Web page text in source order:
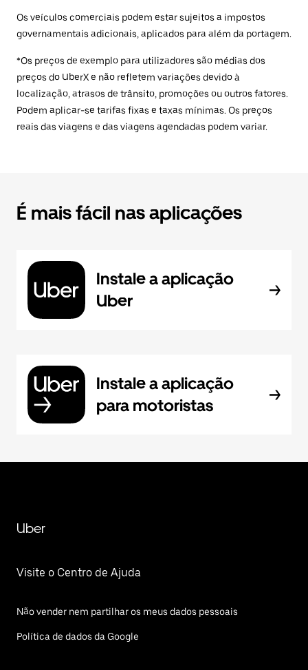
Os veículos comerciais podem estar sujeitos a impostos
governamentais adicionais, aplicados para além da portagem.
*Os preços de exemplo para utilizadores são médias dos
preços do UberX e não refletem variações devido à
localização, atrasos de trânsito, promoções ou outros fatores.
Podem aplicar-se tarifas fixas e taxas mínimas. Os preços
reais das viagens e das viagens agendadas podem variar.
É mais fácil nas aplicações
Instale a aplicação
Uber
Instale a aplicação
para motoristas
Uber
Visite o Centro de Ajuda
Não vender nem partilhar os meus dados pessoais
Política de dados da Google